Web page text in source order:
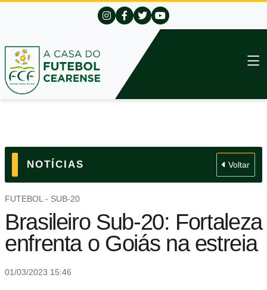
NOTÍCIAS Voltar
FUTEBOL - SUB-20
Brasileiro Sub-20: Fortaleza
enfrenta o Goiás na estreia
01/03/2023 15:46